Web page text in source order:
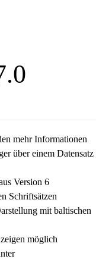
mehr Informationen
über einem Datensatz
Version 6
Schriftsätzen
mit baltischen
möglich